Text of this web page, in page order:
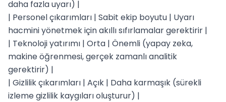
daha fazla uyarı) |
| Personel çıkarımları | Sabit ekip boyutu | Uyarı
hacmini yönetmek için akıllı sıfırlamalar gerektirir |
| Teknoloji yatırımı | Orta | Önemli (yapay zeka,
makine öğrenmesi, gerçek zamanlı analitik
gerektirir) |
| Gizlilik çıkarımları | Açık | Daha karmaşık (sürekli
izleme gizlilik kaygıları oluşturur) |